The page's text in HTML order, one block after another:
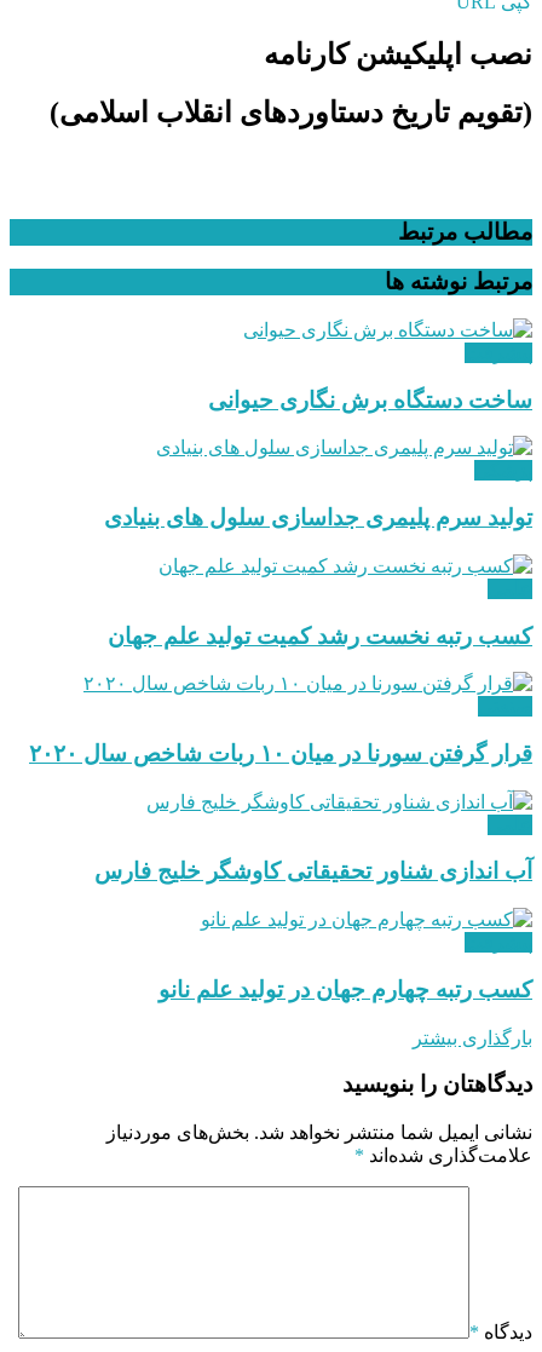
نصب اپلیکیشن کارنامه
(تقویم تاریخ دستاوردهای انقلاب اسلامی​)
مطالب مرتبط
مرتبط نوشته ها
ساخت دستگاه برش نگاری حیوانی
تولید سرم پلیمری جداسازی سلول های بنیادی
کسب رتبه نخست رشد کمیت تولید علم جهان
قرار گرفتن سورنا در میان ۱۰ ربات شاخص سال ۲۰۲۰
آب اندازی شناور تحقیقاتی کاوشگر خلیج فارس
کسب رتبه چهارم جهان در تولید علم نانو
بارگذاری بیشتر
دیدگاهتان را بنویسید
نشانی ایمیل شما منتشر نخواهد شد. بخش‌های موردنیاز
علامت‌گذاری شده‌اند *
دیدگاه *